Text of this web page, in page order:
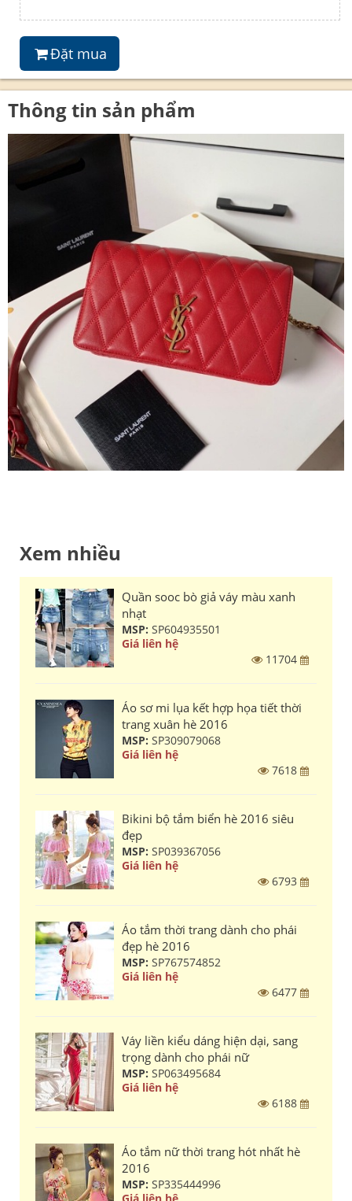
Đặt mua
Thông tin sản phẩm
Xem nhiều
Quần sooc bò giả váy màu xanh
nhạt
MSP: SP604935501
Giá liên hệ
11704
Áo sơ mi lụa kết hợp họa tiết thời
trang xuân hè 2016
MSP: SP309079068
Giá liên hệ
7618
Bikini bộ tắm biển hè 2016 siêu
đẹp
MSP: SP039367056
Giá liên hệ
6793
Áo tắm thời trang dành cho phái
đẹp hè 2016
MSP: SP767574852
Giá liên hệ
6477
Váy liền kiểu dáng hiện dại, sang
trọng dành cho phái nữ
MSP: SP063495684
Giá liên hệ
6188
Áo tắm nữ thời trang hót nhất hè
2016
MSP: SP335444996